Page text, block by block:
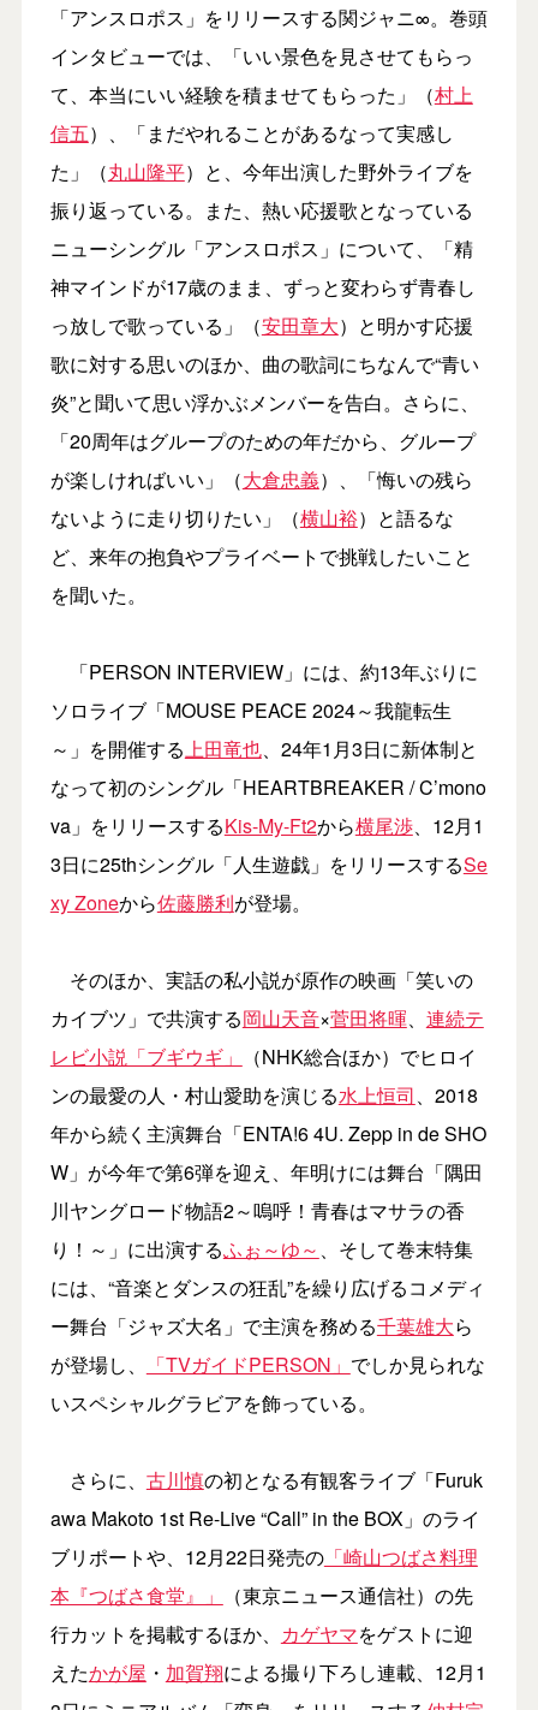
「アンスロポス」をリリースする関ジャニ∞。巻頭
インタビューでは、「いい景色を見させてもらっ
て、本当にいい経験を積ませてもらった」（村上
信五）、「まだやれることがあるなって実感し
た」（丸山隆平）と、今年出演した野外ライブを
振り返っている。また、熱い応援歌となっている
ニューシングル「アンスロポス」について、「精
神マインドが17歳のまま、ずっと変わらず青春し
っ放しで歌っている」（安田章大）と明かす応援
歌に対する思いのほか、曲の歌詞にちなんで“青い
炎”と聞いて思い浮かぶメンバーを告白。さらに、
「20周年はグループのための年だから、グループ
が楽しければいい」（大倉忠義）、「悔いの残ら
ないように走り切りたい」（横山裕）と語るな
ど、来年の抱負やプライベートで挑戦したいこと
を聞いた。
「PERSON INTERVIEW」には、約13年ぶりに
ソロライブ「MOUSE PEACE 2024～我龍転生
～」を開催する上田竜也、24年1月3日に新体制と
なって初のシングル「HEARTBREAKER / C’mono
va」をリリースするKis-My-Ft2から横尾渉、12月1
3日に25thシングル「人生遊戯」をリリースするSe
xy Zoneから佐藤勝利が登場。
そのほか、実話の私小説が原作の映画「笑いの
カイブツ」で共演する岡山天音×菅田将暉、 連続テ
レビ小説「ブギウギ」
（NHK総合ほか）でヒロイ
ンの最愛の人・村山愛助を演じる水上恒司、2018
年から続く主演舞台「ENTA!6 4U. Zepp in de SHO
W」が今年で第6弾を迎え、年明けには舞台「隅田
川ヤングロード物語2～嗚呼！青春はマサラの香
り！～」に出演するふぉ～ゆ～ 、そして巻末特集
には、“音楽とダンスの狂乱”を繰り広げるコメディ
ー舞台「ジャズ大名」で主演を務める千葉雄大ら
が登場し、
「TVガイドPERSON」 でしか見られな
いスペシャルグラビアを飾っている。
さらに、 古川慎の初となる有観客ライブ「Furuk
awa Makoto 1st Re-Live “Call” in the BOX」のライ
ブリポートや、12月22日発売の「崎山つばさ料理
本『つばさ食堂』」
（東京ニュース通信社）の先
行カットを掲載するほか、 カゲヤマをゲストに迎
えたかが屋 ・ 加賀翔による撮り下ろし連載、12月1